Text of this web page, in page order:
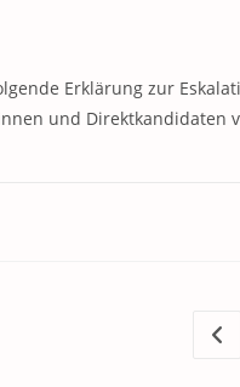
Erklärung zur
und Direktkandidaten